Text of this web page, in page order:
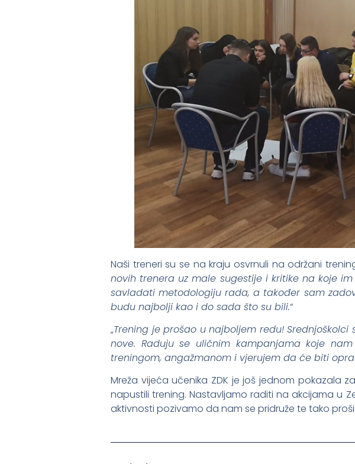
Naši treneri su se na kraju osvrnuli na održani
novih trenera uz male sugestije i kritike na koje
savladati metodologiju rada, a također sam
budu najbolji kao i do sada što su bili.“
„Trening je prošao u najboljem redu!
nove. Raduju se uličnim kampanjama koje
treningom, angažmanom i vjerujem da će biti
Mreža vijeća učenika ZDK je još jednom pokazala
napustili trening. Nastavljamo raditi na akcijama u
aktivnosti pozivamo da nam se pridruže te tako